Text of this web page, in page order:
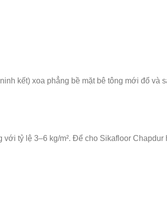
kết) xoa phẳng bề mặt bê tông mới đổ và
tỷ lệ 3–6 kg/m². Để cho Sikafloor Chapdur